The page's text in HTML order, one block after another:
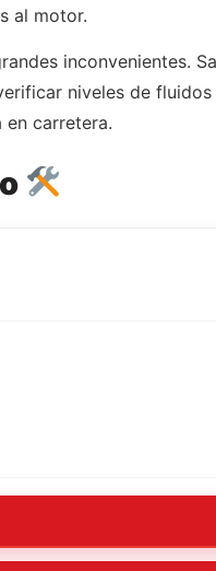
al motor.
inconvenientes.
niveles de
carretera.